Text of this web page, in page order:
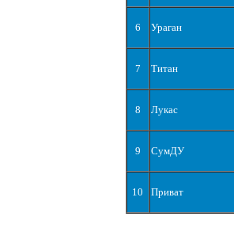
6 Ураган
7 Титан
8 Лукас
9 СумДУ
10 Приват